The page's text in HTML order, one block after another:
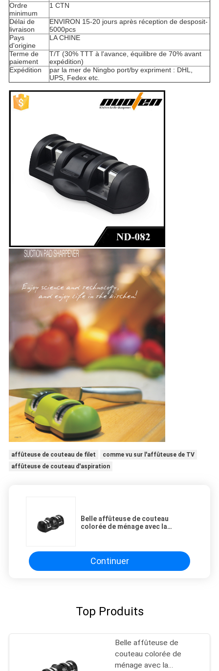
Ordre
minimum
1 CTN
Délai de
livraison
ENVIRON 15-20 jours après réception de desposit-
5000pcs
Pays
d'origine
LA CHINE
Terme de
paiement
T/T (30% TTT à l'avance, équilibre de 70% avant
expédition)
Expédition
par la mer de Ningbo port/by expriment : DHL,
UPS, Fedex etc.
affûteuse de couteau de filet
comme vu sur l'affûteuse de TV
affûteuse de couteau d'aspiration
Belle affûteuse de couteau
colorée de ménage avec la
Continuer
Top Produits
Belle affûteuse de
couteau colorée de
ménage avec la